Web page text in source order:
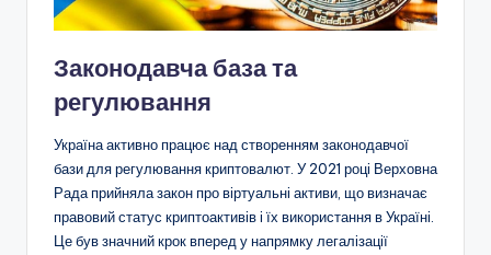
Законодавча база та
регулювання
Україна активно працює над створенням законодавчої
бази для регулювання криптовалют. У 2021 році Верховна
Рада прийняла закон про віртуальні активи, що визначає
правовий статус криптоактивів і їх використання в Україні.
Це був значний крок вперед у напрямку легалізації